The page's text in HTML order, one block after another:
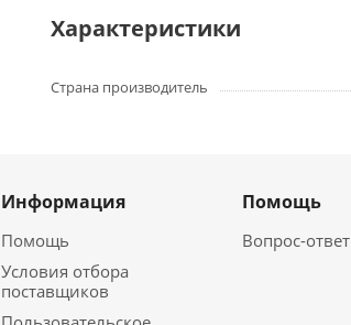
Характеристики
Страна производитель
Информация
Помощь
Условия отбора
поставщиков
Помощь
Вопрос-ответ